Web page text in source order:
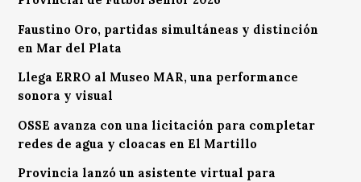
Faustino Oro, partidas simultáneas y distinción
en Mar del Plata
Llega ERRO al Museo MAR, una performance
sonora y visual
OSSE avanza con una licitación para completar
redes de agua y cloacas en El Martillo
Provincia lanzó un asistente virtual para